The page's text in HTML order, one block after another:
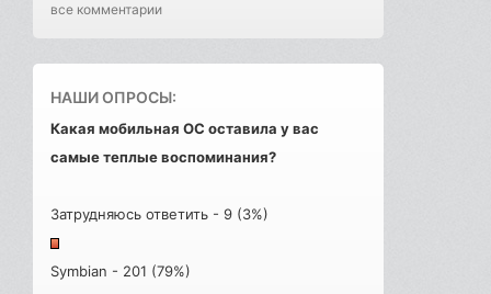
все комментарии
НАШИ ОПРОСЫ:
Какая мобильная ОС оставила у вас
самые теплые воспоминания?
Затрудняюсь ответить - 9 (3%)
Symbian - 201 (79%)